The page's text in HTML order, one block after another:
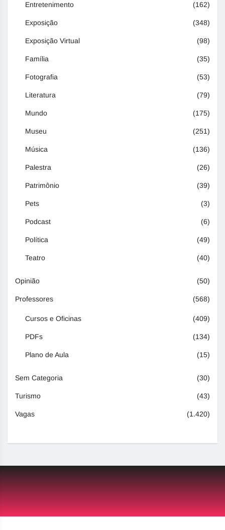
Entretenimento (162)
Exposição (348)
Exposição Virtual (98)
Família (35)
Fotografia (53)
Literatura (79)
Mundo (175)
Museu (251)
Música (136)
Palestra (26)
Patrimônio (39)
Pets (3)
Podcast (6)
Política (49)
Teatro (40)
Opinião (50)
Professores (568)
Cursos e Oficinas (409)
PDFs (134)
Plano de Aula (15)
Sem Categoria (30)
Turismo (43)
Vagas (1.420)